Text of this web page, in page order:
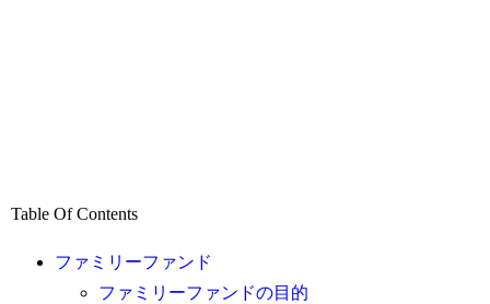
Table Of Contents
ファミリーファンド
ファミリーファンドの目的